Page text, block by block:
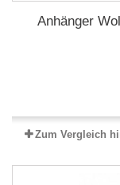
Anhänger
Zum Vergleich